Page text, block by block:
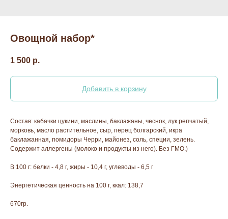
Овощной набор*
1 500 р.
Добавить в корзину
Состав: кабачки цукини, маслины, баклажаны, чеснок, лук репчатый,
морковь, масло растительное, сыр, перец болгарский, икра
баклажанная, помидоры Черри, майонез, соль, специи, зелень.
Содержит аллергены (молоко и продукты из него). Без ГМО.)
В 100 г: белки - 4,8 г, жиры - 10,4 г, углеводы - 6,5 г
Энергетическая ценность на 100 г, ккал: 138,7
670гр.